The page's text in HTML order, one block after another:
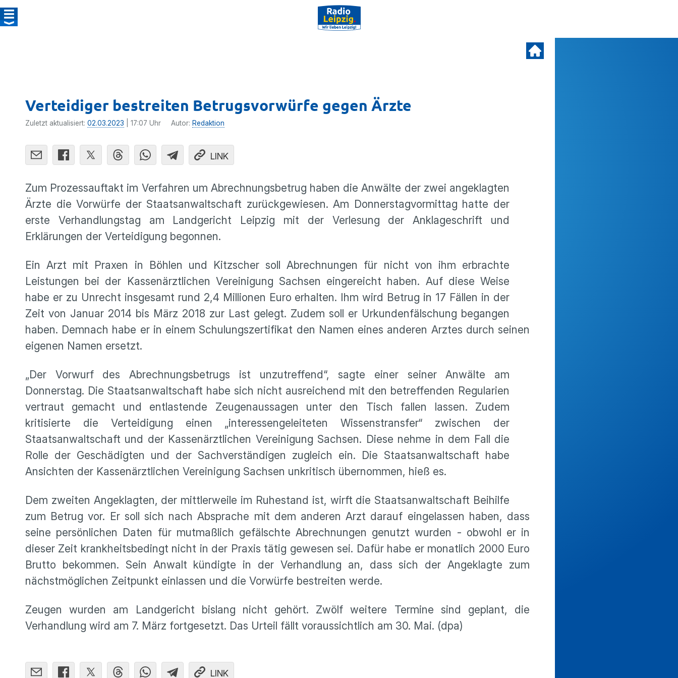
Verteidiger bestreiten Betrugsvorwürfe gegen Ärzte
Zuletzt aktualisiert: 02.03.2023 | 17:07 Uhr Autor: Redaktion
LINK
Zum Prozessauftakt im Verfahren um Abrechnungsbetrug haben die Anwälte der zwei angeklagten
Ärzte die Vorwürfe der Staatsanwaltschaft zurückgewiesen. Am Donnerstagvormittag hatte der
erste Verhandlungstag am Landgericht Leipzig mit der Verlesung der Anklageschrift und
Erklärungen der Verteidigung begonnen.
Ein Arzt mit Praxen in Böhlen und Kitzscher soll Abrechnungen für nicht von ihm erbrachte
Leistungen bei der Kassenärztlichen Vereinigung Sachsen eingereicht haben. Auf diese Weise
habe er zu Unrecht insgesamt rund 2,4 Millionen Euro erhalten. Ihm wird Betrug in 17 Fällen in der
Zeit von Januar 2014 bis März 2018 zur Last gelegt. Zudem soll er Urkundenfälschung begangen
haben. Demnach habe er in einem Schulungszertifikat den Namen eines anderen Arztes durch seinen
eigenen Namen ersetzt.
„Der Vorwurf des Abrechnungsbetrugs ist unzutreffend“, sagte einer seiner Anwälte am
Donnerstag. Die Staatsanwaltschaft habe sich nicht ausreichend mit den betreffenden Regularien
vertraut gemacht und entlastende Zeugenaussagen unter den Tisch fallen lassen. Zudem
kritisierte die Verteidigung einen „interessengeleiteten Wissenstransfer“ zwischen der
Staatsanwaltschaft und der Kassenärztlichen Vereinigung Sachsen. Diese nehme in dem Fall die
Rolle der Geschädigten und der Sachverständigen zugleich ein. Die Staatsanwaltschaft habe
Ansichten der Kassenärztlichen Vereinigung Sachsen unkritisch übernommen, hieß es.
Dem zweiten Angeklagten, der mittlerweile im Ruhestand ist, wirft die Staatsanwaltschaft Beihilfe
zum Betrug vor. Er soll sich nach Absprache mit dem anderen Arzt darauf eingelassen haben, dass
seine persönlichen Daten für mutmaßlich gefälschte Abrechnungen genutzt wurden - obwohl er in
dieser Zeit krankheitsbedingt nicht in der Praxis tätig gewesen sei. Dafür habe er monatlich 2000 Euro
Brutto bekommen. Sein Anwalt kündigte in der Verhandlung an, dass sich der Angeklagte zum
nächstmöglichen Zeitpunkt einlassen und die Vorwürfe bestreiten werde.
Zeugen wurden am Landgericht bislang nicht gehört. Zwölf weitere Termine sind geplant, die
Verhandlung wird am 7. März fortgesetzt. Das Urteil fällt voraussichtlich am 30. Mai. (dpa)
LINK